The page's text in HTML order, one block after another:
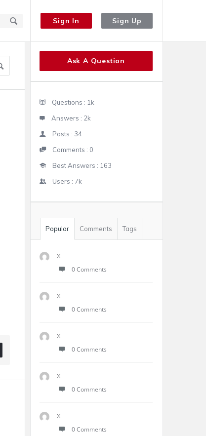
Sign In Sign Up
Sidebar
Ask A Question
Stats
Questions : 1k
Answers : 2k
Posts : 34
Comments : 0
Best Answers : 163
Users : 7k
Popular Comments Tags
x
0 Comments
x
0 Comments
x
0 Comments
x
0 Comments
x
0 Comments